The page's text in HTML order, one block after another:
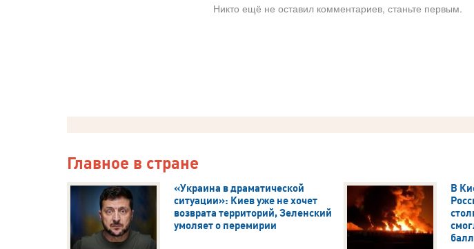
Никто ещё не оставил комментариев, станьте первым.
Главное в стране
«Украина в драматической
ситуации»: Киев уже не хочет
возврата территорий, Зеленский
умоляет о перемирии
В